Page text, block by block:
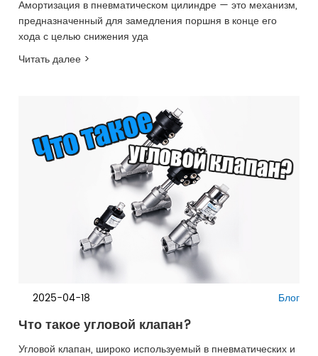
Амортизация в пневматическом цилиндре — это механизм,
предназначенный для замедления поршня в конце его
хода с целью снижения уда
Читать далее >
2025-04-18 Блог
Что такое угловой клапан?
Угловой клапан, широко используемый в пневматических и